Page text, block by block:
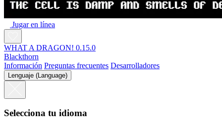
Jugar en línea
WHAT A DRAGON! 0.15.0
Blackthorn
Información Preguntas frecuentes Desarrolladores
Lenguaje (Language)
Selecciona tu idioma